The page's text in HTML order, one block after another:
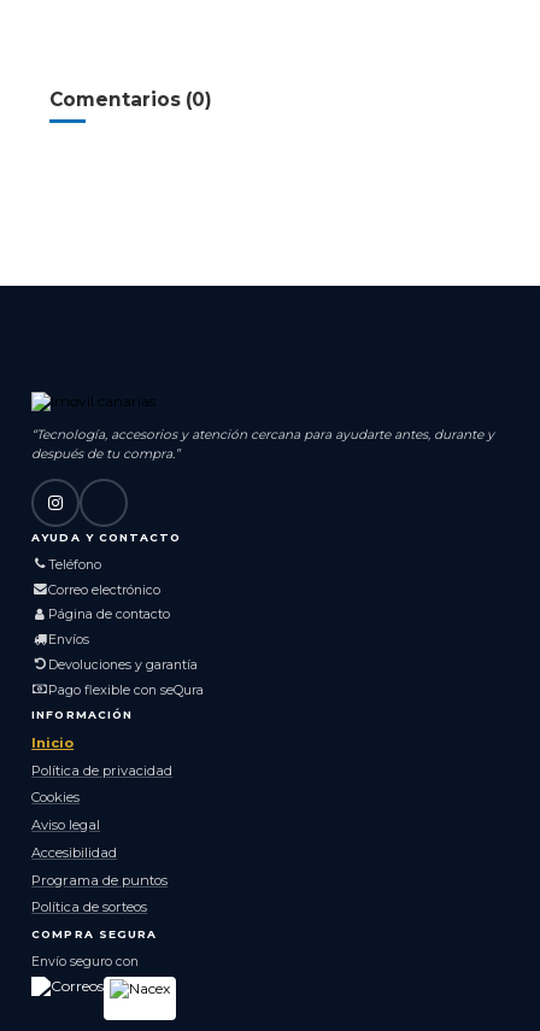
Comentarios (0)
“Tecnología, accesorios y atención cercana para ayudarte antes, durante y
después de tu compra.”
AYUDA Y CONTACTO
Teléfono
Correo electrónico
Página de contacto
Envíos
Devoluciones y garantía
Pago flexible con seQura
INFORMACIÓN
Inicio
Política de privacidad
Cookies
Aviso legal
Accesibilidad
Programa de puntos
Política de sorteos
COMPRA SEGURA
Envío seguro con